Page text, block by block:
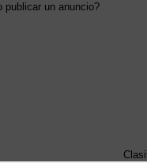
publicar un anuncio?